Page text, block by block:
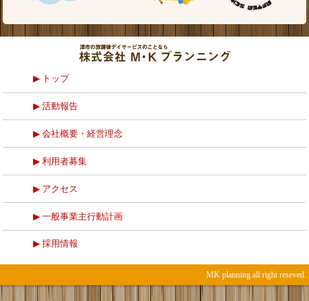
トップ
活動報告
会社概要・経営理念
利用者募集
アクセス
一般事業主行動計画
採用情報
MK planning.all right reseved.